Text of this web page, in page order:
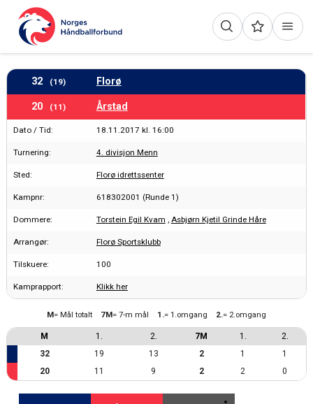
32 (19) Florø
20 (11) Årstad
Dato / Tid: 18.11.2017 kl. 16:00
Turnering: 4. divisjon Menn
Sted: Florø idrettssenter
Kampnr: 618302001 (Runde 1)
Dommere: Torstein Egil Kvam , Asbjørn Kjetil Grinde Håre
Arrangør: Florø Sportsklubb
Tilskuere: 100
Kamprapport: Klikk her
M 1. 2. 7M 1. 2.
M= Mål totalt 7M= 7-m mål 1.= 1.omgang 2.= 2.omgang
32 19 13 2 1
1
20
11 9 2 2 0